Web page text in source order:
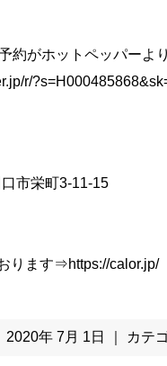
約がホットペッパーよ
r/
市栄町3-11-15
ります⇒https://calor.jp/
2020年 7月 1日 ｜ カテ